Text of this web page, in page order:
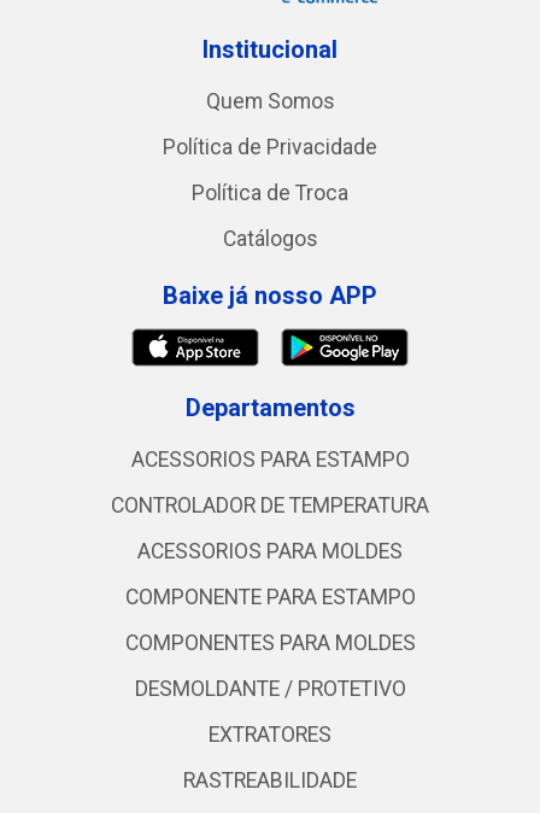
Institucional
Quem Somos
Política de Privacidade
Política de Troca
Catálogos
Baixe já nosso APP
Departamentos
ACESSORIOS PARA ESTAMPO
CONTROLADOR DE TEMPERATURA
ACESSORIOS PARA MOLDES
COMPONENTE PARA ESTAMPO
COMPONENTES PARA MOLDES
DESMOLDANTE / PROTETIVO
EXTRATORES
RASTREABILIDADE